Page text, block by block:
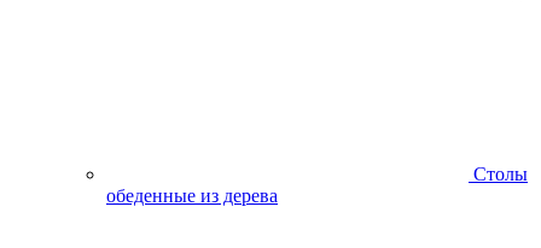
Столы
обеденные из дерева